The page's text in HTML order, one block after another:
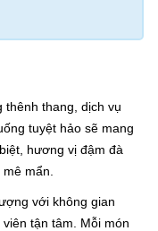
thênh thang, dịch vụ
tuyệt hảo sẽ mang
hương vị đậm đà
mẩn.
với không gian
tận tâm. Mỗi món